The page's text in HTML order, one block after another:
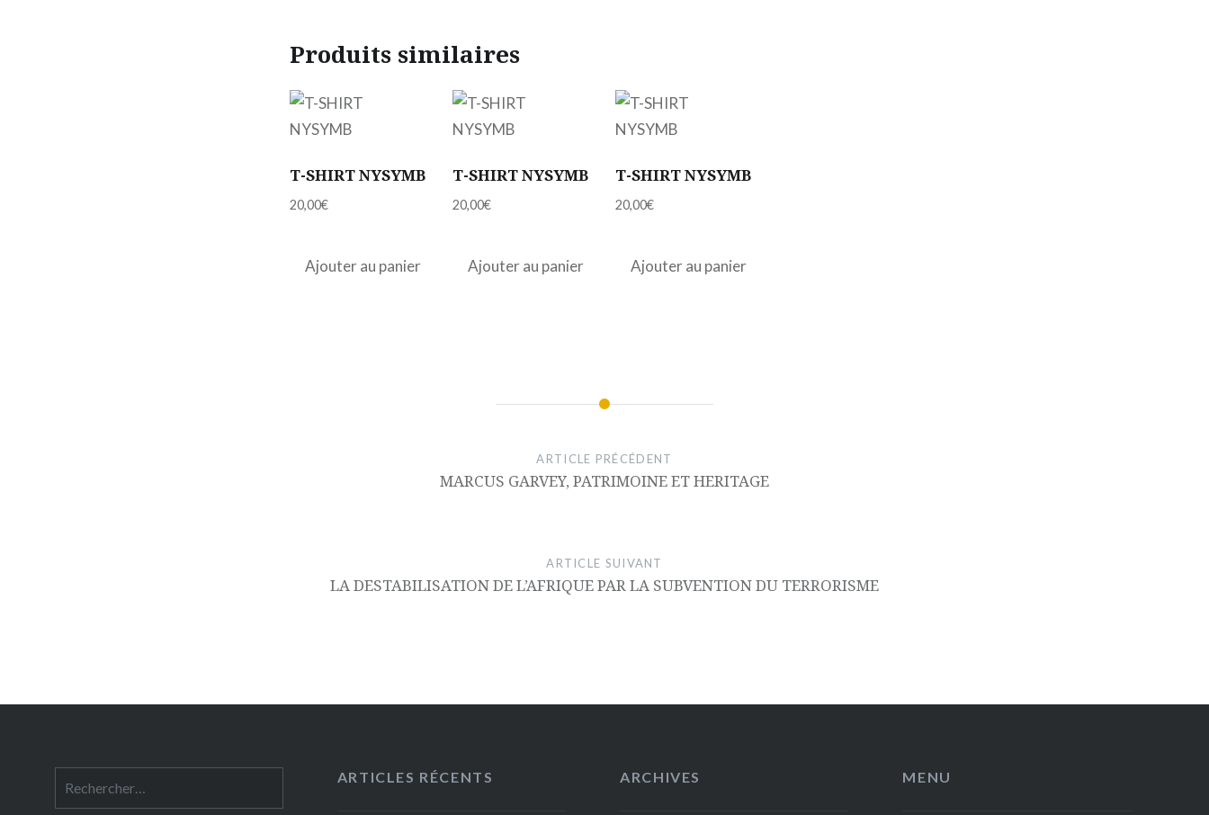
Produits similaires
T-SHIRT NYSYMB
20,00€
Ajouter au panier
T-SHIRT NYSYMB
20,00€
Ajouter au panier
T-SHIRT NYSYMB
20,00€
Ajouter au panier
ARTICLE PRÉCÉDENT
MARCUS GARVEY, PATRIMOINE ET HERITAGE
ARTICLE SUIVANT
LA DESTABILISATION DE L’AFRIQUE PAR LA SUBVENTION DU TERRORISME
ARTICLES RÉCENTS ARCHIVES MENU